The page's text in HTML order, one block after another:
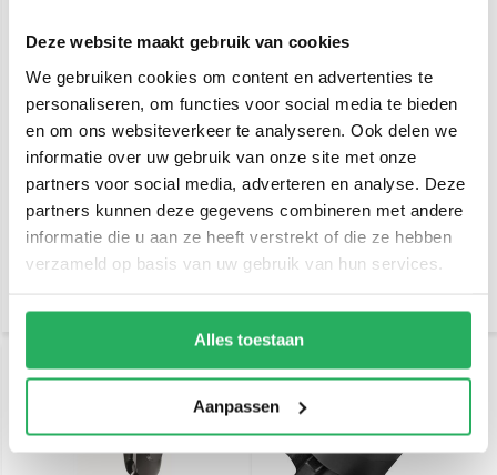
Deze website maakt gebruik van cookies
We gebruiken cookies om content en advertenties te
personaliseren, om functies voor social media te bieden
en om ons websiteverkeer te analyseren. Ook delen we
informatie over uw gebruik van onze site met onze
partners voor social media, adverteren en analyse. Deze
partners kunnen deze gegevens combineren met andere
informatie die u aan ze heeft verstrekt of die ze hebben
verzameld op basis van uw gebruik van hun services.
Alles toestaan
Aanpassen
Lampa Titan Opti-Pole,
spiegel en schroefvaste
bevestiging
€ 31,95 Incl. btw
€ 26,41 Excl. btw
Lampa Titan Opti Bar
Orbit, spiegel en
crossbarbevestiging 9-18
mm diameter.
€ 58,95Incl. btw
€ 48,72 Excl. btw